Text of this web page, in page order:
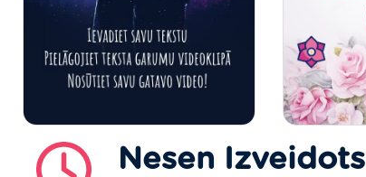
Nesen Izveidots